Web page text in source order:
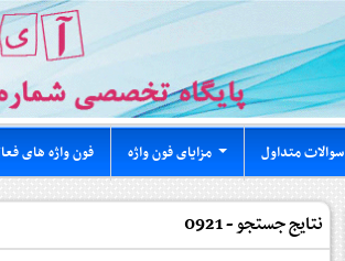
فون واژه های مزایای فون واژه سوالات متداول
نتایج جستجو - 0921